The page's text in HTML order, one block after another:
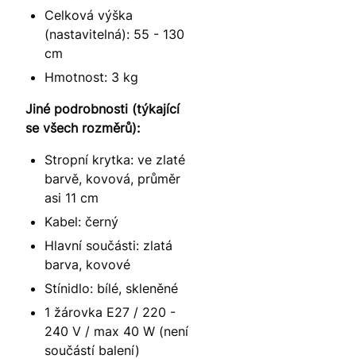
Celková výška
(nastavitelná): 55 - 130
cm
Hmotnost: 3 kg
Jiné podrobnosti (týkající
se všech rozměrů):
Stropní krytka: ve zlaté
barvě, kovová, průměr
asi 11 cm
Kabel: černý
Hlavní součásti: zlatá
barva, kovové
Stínidlo: bílé, skleněné
1 žárovka E27 / 220 -
240 V / max 40 W (není
součástí balení)